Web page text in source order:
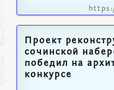
Проект
сочинской
победил на
конкурсе